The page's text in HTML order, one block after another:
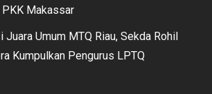
PKK Makassar
Umum MTQ Riau, Sekda Rohil
Kumpulkan Pengurus LPTQ